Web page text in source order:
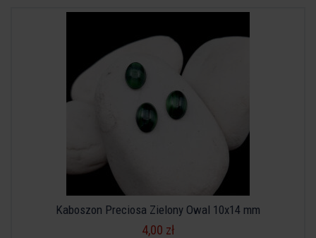
Kaboszon Preciosa Zielony Owal 10x14 mm
4,00 zł